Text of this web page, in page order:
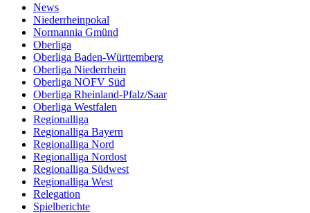
News
Niederrheinpokal
Normannia Gmünd
Oberliga
Oberliga Baden-Württemberg
Oberliga Niederrhein
Oberliga NOFV Süd
Oberliga Rheinland-Pfalz/Saar
Oberliga Westfalen
Regionalliga
Regionalliga Bayern
Regionalliga Nord
Regionalliga Nordost
Regionalliga Südwest
Regionalliga West
Relegation
Spielberichte